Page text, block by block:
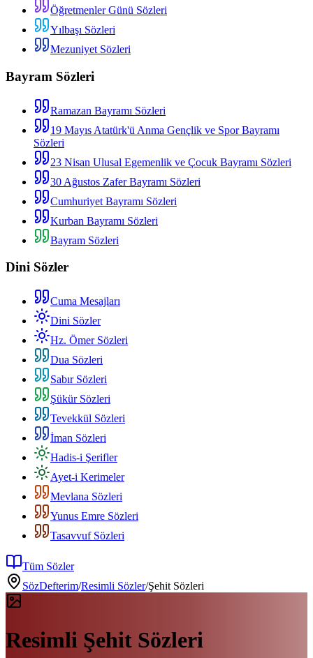
Öğretmenler Günü Sözleri
Yılbaşı Sözleri
Mezuniyet Sözleri
Bayram Sözleri
Ramazan Bayramı Sözleri
19 Mayıs Atatürk'ü Anma Gençlik ve Spor Bayramı
Sözleri
23 Nisan Ulusal Egemenlik ve Çocuk Bayramı Sözleri
30 Ağustos Zafer Bayramı Sözleri
Cumhuriyet Bayramı Sözleri
Kurban Bayramı Sözleri
Bayram Sözleri
Dini Sözler
Cuma Mesajları
Dini Sözler
Hz. Ömer Sözleri
Dua Sözleri
Sabır Sözleri
Şükür Sözleri
Tevekkül Sözleri
İman Sözleri
Hadis-i Şerifler
Ayet-i Kerimeler
Mevlana Sözleri
Yunus Emre Sözleri
Tasavvuf Sözleri
Tüm Sözler
SözDefterim/Resimli Sözler/Şehit Sözleri
Resimli Şehit Sözleri